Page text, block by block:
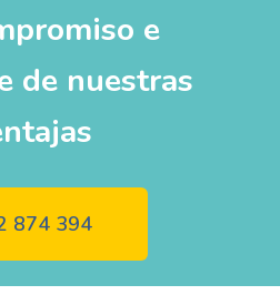
e
de nuestras
874 394